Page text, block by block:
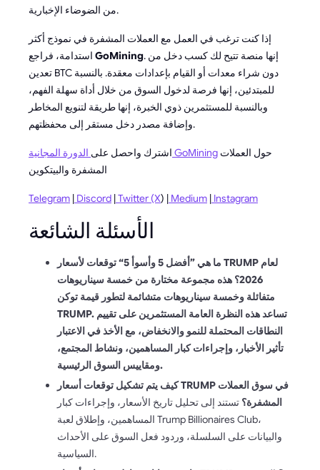
من الضوضاء الإخبارية.
إذا كنت ترغب في العمل مع العملات المشفرة في نموذج أكثر
GoMining. إنها منصة تتيح لك كسب دخل من
تعدين BTC دون شراء معدات أو القيام بإعدادات معقدة. بالنسبة
للمبتدئين، إنها فرصة لدخول السوق من خلال أداة سهلة الفهم،
وبالنسبة للمستثمرين ذوي الخبرة، إنها طريقة لتنويع المخاطر
وإضافة مصدر دخل مستقر إلى محفظتهم.
اشترك واحصل على الدورة المجانية GoMining
المشفرة والبيتكوين
Telegram | Discord |Twitter (X) | Medium | Instagram
الأسئلة الشائعة
ما هي ”أفضل 5 وأسوأ 5“ توقعات لأسعار TRUMP لعام
2026؟ هذه مجموعة مختارة من خمسة سيناريوهات
متفائلة وخمسة سيناريوهات متشائمة لتطور قيمة توكن
TRUMP. تساعد هذه النظرة العامة المستثمرين على تقييم
النطاقات المحتملة للنمو والانخفاض، مع الأخذ في الاعتبار
تأثير الأخبار، وإجراءات كبار المساهمين، ونشاط المجتمع،
ومقاييس السوق الرئيسية.
كيف يتم تشكيل توقعات أسعار TRUMP في سوق العملات
المشفرة؟ تستند إلى تحليل تاريخ الأسعار، وإجراءات كبار
المساهمين، وإطلاق لعبة Trump Billionaires Club،
والبيانات على السلسلة، وردود فعل السوق على الأحداث
السياسية.